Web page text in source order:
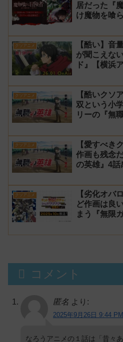
居だった『
け魔物を喰
クソアニメ
【酷い】音
が聞こえな
ド』【横浜
クソアニメ
【酷いクソ
双という小
リーの『無
クソアニメ
【愛すべき
作画も残念
の英雄』4
クソアニメ
【劣化オバ
ど作画は良
まう『無限
コメント
匿名 より:
2025年9月26日 9:44 PM
なろうアニメの１話は「昔々